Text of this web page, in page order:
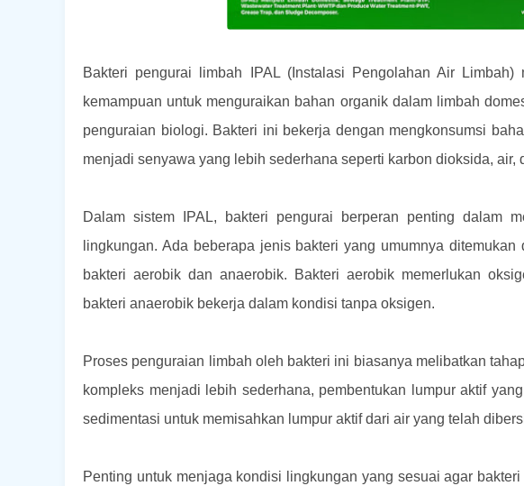
Bakteri pengurai limbah IPAL (Instalasi Pengolahan Air Limbah)
kemampuan untuk menguraikan bahan organik dalam limbah
penguraian biologi. Bakteri ini bekerja dengan mengkonsumsi
menjadi senyawa yang lebih sederhana seperti karbon dioksida, air,
Dalam sistem IPAL, bakteri pengurai berperan penting dalam
lingkungan. Ada beberapa jenis bakteri yang umumnya
bakteri aerobik dan anaerobik. Bakteri aerobik memerlukan
bakteri anaerobik bekerja dalam kondisi tanpa oksigen.
Proses penguraian limbah oleh bakteri ini biasanya melibatkan
kompleks menjadi lebih sederhana, pembentukan lumpur aktif
sedimentasi untuk memisahkan lumpur aktif dari air yang telah
Penting untuk menjaga kondisi lingkungan yang sesuai agar